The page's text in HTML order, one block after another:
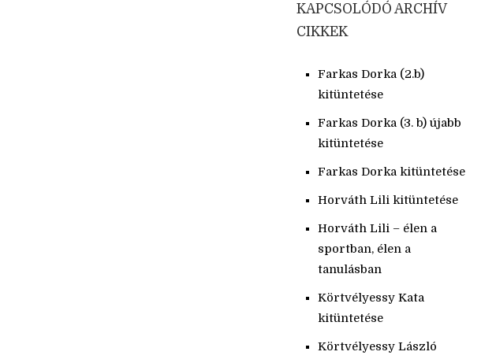
KAPCSOLÓDÓ ARCHÍV
CIKKEK
Farkas Dorka (2.b)
kitüntetése
Farkas Dorka (3. b) újabb
kitüntetése
Farkas Dorka kitüntetése
Horváth Lili kitüntetése
Horváth Lili – élen a
sportban, élen a
tanulásban
Körtvélyessy Kata
kitüntetése
Körtvélyessy László